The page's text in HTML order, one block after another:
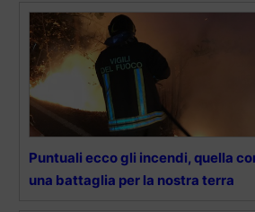
Puntuali ecco gli incendi, quella
una battaglia per la nostra terra